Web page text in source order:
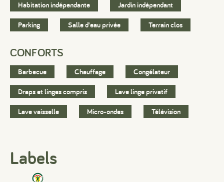
Habitation indépendante Jardin indépendant
Parking Salle d'eau privée Terrain clos
CONFORTS
Barbecue Chauffage Congélateur
Draps et linges compris Lave linge privatif
Lave vaisselle Micro-ondes Télévision
Labels
# # #